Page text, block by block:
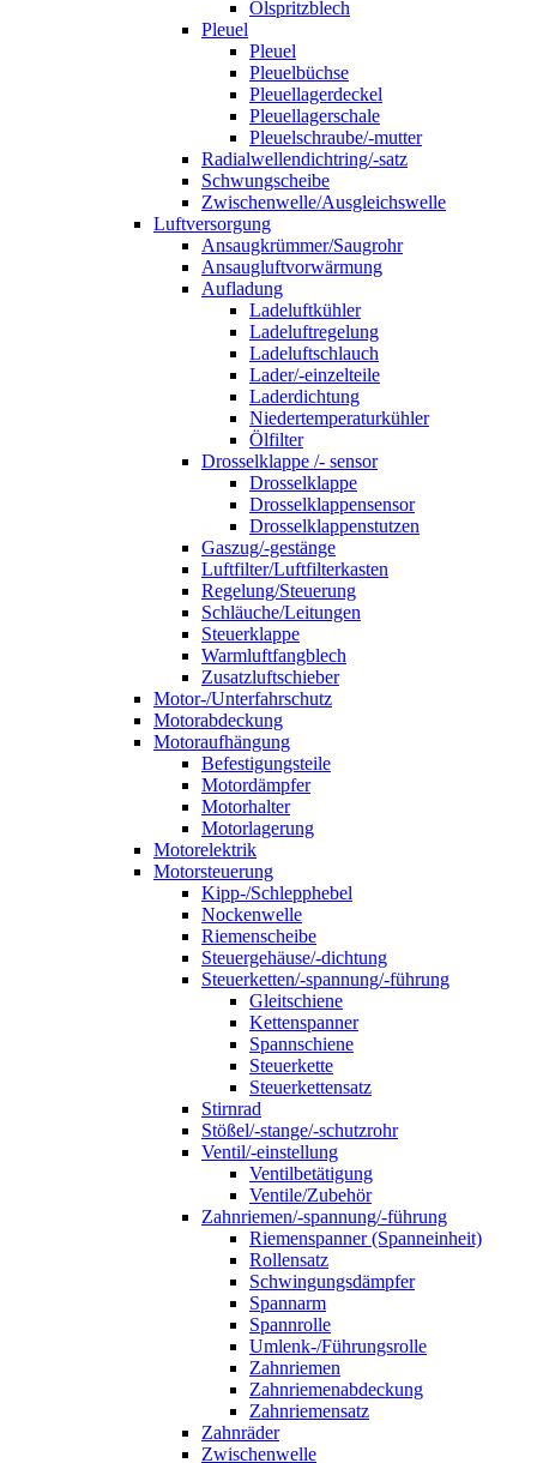
Ölspritzblech
Pleuel
Pleuel
Pleuelbüchse
Pleuellagerdeckel
Pleuellagerschale
Pleuelschraube/-mutter
Radialwellendichtring/-satz
Schwungscheibe
Zwischenwelle/Ausgleichswelle
Luftversorgung
Ansaugkrümmer/Saugrohr
Ansaugluftvorwärmung
Aufladung
Ladeluftkühler
Ladeluftregelung
Ladeluftschlauch
Lader/-einzelteile
Laderdichtung
Niedertemperaturkühler
Ölfilter
Drosselklappe /- sensor
Drosselklappe
Drosselklappensensor
Drosselklappenstutzen
Gaszug/-gestänge
Luftfilter/Luftfilterkasten
Regelung/Steuerung
Schläuche/Leitungen
Steuerklappe
Warmluftfangblech
Zusatzluftschieber
Motor-/Unterfahrschutz
Motorabdeckung
Motoraufhängung
Befestigungsteile
Motordämpfer
Motorhalter
Motorlagerung
Motorelektrik
Motorsteuerung
Kipp-/Schlepphebel
Nockenwelle
Riemenscheibe
Steuergehäuse/-dichtung
Steuerketten/-spannung/-führung
Gleitschiene
Kettenspanner
Spannschiene
Steuerkette
Steuerkettensatz
Stirnrad
Stößel/-stange/-schutzrohr
Ventil/-einstellung
Ventilbetätigung
Ventile/Zubehör
Zahnriemen/-spannung/-führung
Riemenspanner (Spanneinheit)
Rollensatz
Schwingungsdämpfer
Spannarm
Spannrolle
Umlenk-/Führungsrolle
Zahnriemen
Zahnriemenabdeckung
Zahnriemensatz
Zahnräder
Zwischenwelle